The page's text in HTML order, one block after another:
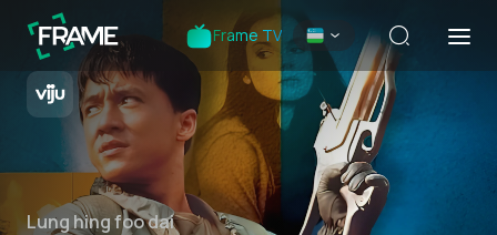
Frame TV
Lung hing foo dai